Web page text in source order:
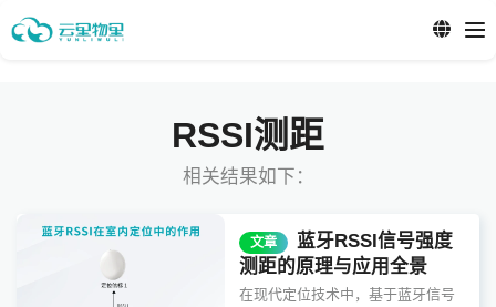
RSSI测距
相关结果如下：
文章
蓝牙RSSI信号强度
测距的原理与应用全景
在现代定位技术中，基于蓝牙信号